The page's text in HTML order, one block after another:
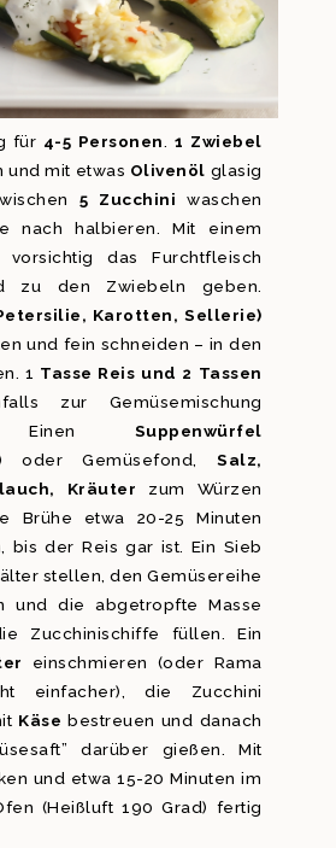
für 4-5 Personen. 1 Zwiebel
und mit etwas Olivenöl glasig
5 Zucchini waschen
nach halbieren. Mit einem
das Furchtfleisch
zu den Zwiebeln geben.
Karotten, Sellerie)
und fein schneiden – in den
1 Tasse Reis und 2 Tassen
zur Gemüsemischung
Einen Suppenwürfel
oder Gemüsefond, Salz,
Kräuter zum Würzen
Brühe etwa 20-25 Minuten
bis der Reis gar ist. Ein Sieb
stellen, den Gemüsereihe
und die abgetropfte Masse
Zucchinischiffe füllen. Ein
einschmieren (oder Rama
einfacher), die Zucchini
Käse bestreuen und danach
darüber gießen. Mit
und etwa 15-20 Minuten im
(Heißluft 190 Grad) fertig